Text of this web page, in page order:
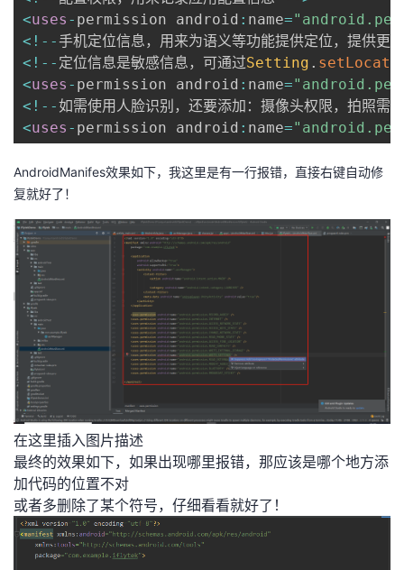
<uses - permission android : name=
< ! --手机定位信息，用来为语义等功能提供定位，提供更
< ! -- 定位信息是敏感信息，可通过Setting .
<uses - permission android : name=
< ! --如需使用人脸识别，还要添加：摄像头权限，拍照需
<uses - permission android : name=
AndroidManifes效果如下，我这里是有一行报错，直接右键自动修
复就好了！
在这里插入图片描述
最终的效果如下，如果出现哪里报错，那应该是哪个地方添
加代码的位置不对
或者多删除了某个符号，仔细看看就好了！